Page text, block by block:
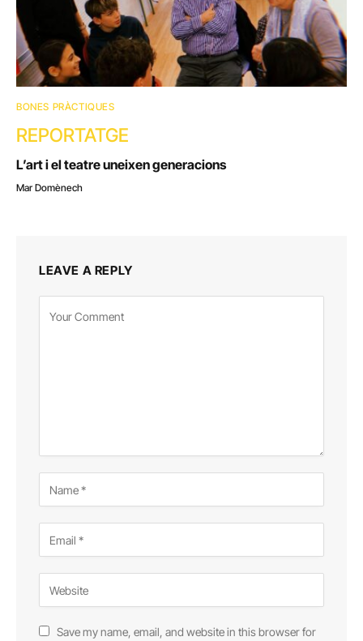
BONES PRÀCTIQUES
REPORTATGE
L’art i el teatre uneixen generacions
Mar Domènech
LEAVE A REPLY
Save my name, email, and website in this browser for